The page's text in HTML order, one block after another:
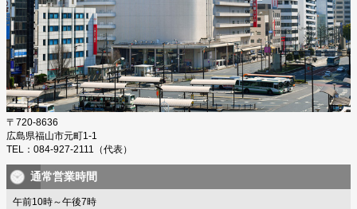
〒720-8636
広島県福山市元町1-1
TEL：084-927-2111（代表）
通常営業時間
午前10時～午後7時